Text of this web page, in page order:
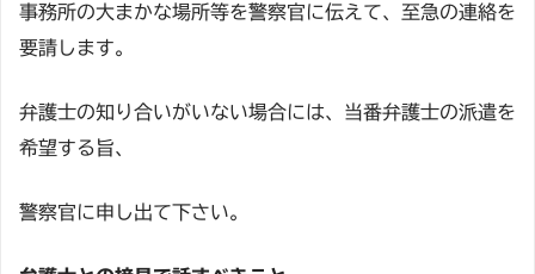
事務所の大まかな場所等を警察官に伝えて、至急の連絡を
要請します。
弁護士の知り合いがいない場合には、当番弁護士の派遣を
希望する旨、
警察官に申し出て下さい。